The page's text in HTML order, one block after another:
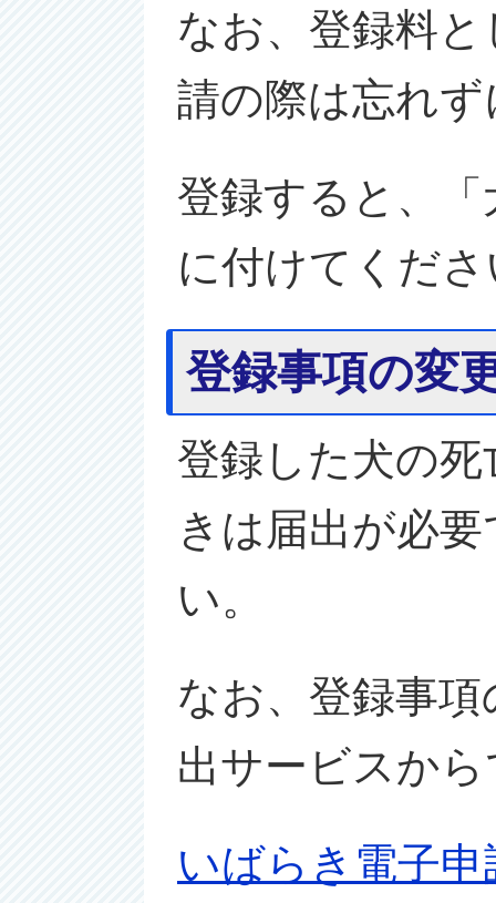
なお、登録料
請の際は忘れ
登録すると、
に付けてくだ
登録事項の変
登録した犬の
きは届出が必
い。
なお、登録事
出サービスか
いばらき電子